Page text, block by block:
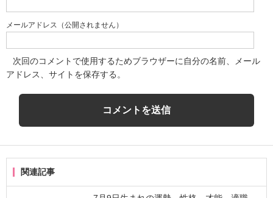
メールアドレス（公開されません）
次回のコメントで使用するためブラウザーに自分の名前、メール
アドレス、サイトを保存する。
関連記事